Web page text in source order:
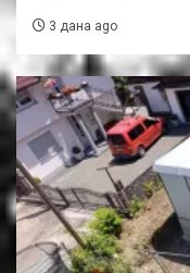
3 дана ago